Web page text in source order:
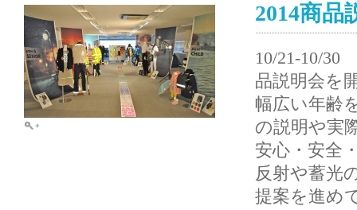
2014商品
10/21-10/
品説明会を
幅広い年齢
の説明や実
安心・安全
反射や蓄光
提案を進め